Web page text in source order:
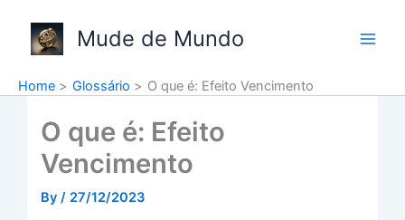
content
Mude de Mundo
Home Glossário O que é: Efeito Vencimento
O que é: Efeito
Vencimento
By / 27/12/2023